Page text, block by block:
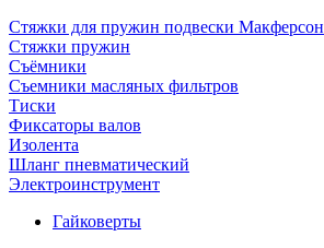
Стяжки для пружин подвески Макферсон
Стяжки пружин
Съёмники
Съемники масляных фильтров
Тиски
Фиксаторы валов
Изолента
Шланг пневматический
Электроинструмент
Гайковерты